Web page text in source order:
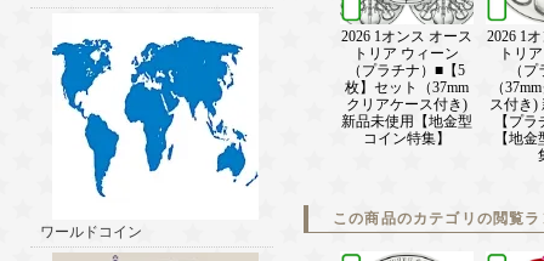
ワールドコイン
2026 1オンス オース
トリア ウィーン
（プラチナ）■【5
枚】セット（37mm
クリアケース付き)
新品未使用【地金型
コイン特集】
2026 1
トリ
（
（
ス付き)
【プ
【地
この商品のカテゴリの閲覧